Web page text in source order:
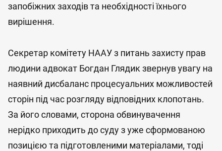
запобіжних заходів та необхідності їхнього
вирішення.
Секретар комітету НААУ з питань захисту прав
людини адвокат Богдан Глядик звернув увагу на
наявний дисбаланс процесуальних можливостей
сторін під час розгляду відповідних клопотань.
За його словами, сторона обвинувачення
нерідко приходить до суду з уже сформованою
позицією та підготовленими матеріалами, тоді